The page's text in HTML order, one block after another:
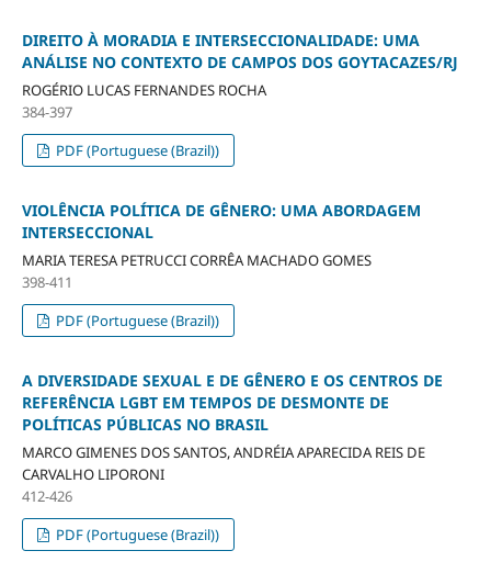
DIREITO À MORADIA E INTERSECCIONALIDADE: UMA
ANÁLISE NO CONTEXTO DE CAMPOS DOS GOYTACAZES/RJ
ROGÉRIO LUCAS FERNANDES ROCHA
384-397
PDF (Portuguese (Brazil))
VIOLÊNCIA POLÍTICA DE GÊNERO: UMA ABORDAGEM
INTERSECCIONAL
MARIA TERESA PETRUCCI CORRÊA MACHADO GOMES
398-411
PDF (Portuguese (Brazil))
A DIVERSIDADE SEXUAL E DE GÊNERO E OS CENTROS DE
REFERÊNCIA LGBT EM TEMPOS DE DESMONTE DE
POLÍTICAS PÚBLICAS NO BRASIL
MARCO GIMENES DOS SANTOS, ANDRÉIA APARECIDA REIS DE
CARVALHO LIPORONI
412-426
PDF (Portuguese (Brazil))